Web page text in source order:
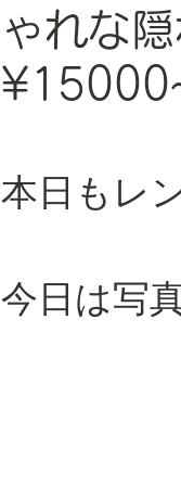
ゃれな
本日もレ
今日は写